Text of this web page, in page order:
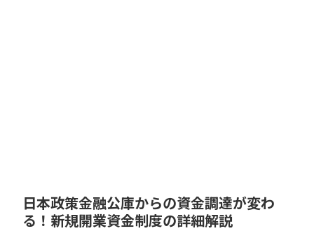
日本政策金融公庫からの資金調達が変わ
る！新規開業資金制度の詳細解説